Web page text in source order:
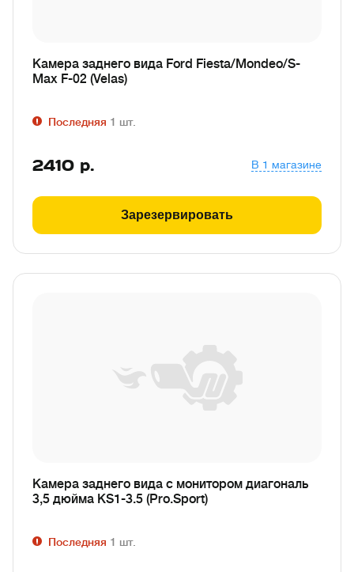
Камера заднего вида Ford Fiesta/Mondeo/S-
Max F-02 (Velas)
Последняя 1 шт.
2410 р. В 1 магазине
Зарезервировать
Камера заднего вида с монитором диагональ
3,5 дюйма KS1-3.5 (Pro.Sport)
Последняя 1 шт.